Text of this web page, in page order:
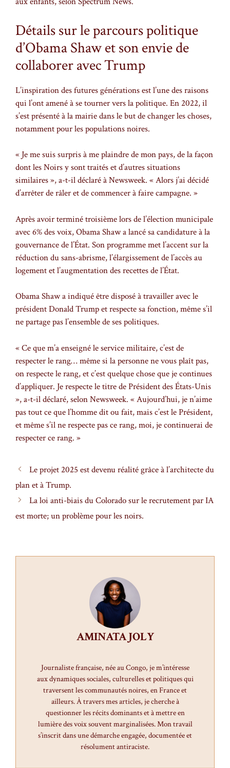
Détails sur le parcours politique
d’Obama Shaw et son envie de
collaborer avec Trump
L’inspiration des futures générations est l’une des raisons
qui l’ont amené à se tourner vers la politique. En 2022, il
s’est présenté à la mairie dans le but de changer les choses,
notamment pour les populations noires.
« Je me suis surpris à me plaindre de mon pays, de la façon
dont les Noirs y sont traités et d’autres situations
similaires », a-t-il déclaré à Newsweek. « Alors j’ai décidé
d’arrêter de râler et de commencer à faire campagne. »
Après avoir terminé troisième lors de l’élection municipale
avec 6% des voix, Obama Shaw a lancé sa candidature à la
gouvernance de l’État. Son programme met l’accent sur la
réduction du sans-abrisme, l’élargissement de l’accès au
logement et l’augmentation des recettes de l’État.
Obama Shaw a indiqué être disposé à travailler avec le
président Donald Trump et respecte sa fonction, même s’il
ne partage pas l’ensemble de ses politiques.
« Ce que m’a enseigné le service militaire, c’est de
respecter le rang… même si la personne ne vous plaît pas,
on respecte le rang, et c’est quelque chose que je continues
d’appliquer. Je respecte le titre de Président des États-Unis
», a-t-il déclaré, selon Newsweek. « Aujourd’hui, je n’aime
pas tout ce que l’homme dit ou fait, mais c’est le Président,
et même s’il ne respecte pas ce rang, moi, je continuerai de
respecter ce rang. »
Le projet 2025 est devenu réalité grâce à l’architecte du
plan et à Trump.
La loi anti-biais du Colorado sur le recrutement par IA
est morte; un problème pour les noirs.
AMINATA JOLY
Journaliste française, née au Congo, je m’intéresse
aux dynamiques sociales, culturelles et politiques qui
traversent les communautés noires, en France et
ailleurs. À travers mes articles, je cherche à
questionner les récits dominants et à mettre en
lumière des voix souvent marginalisées. Mon travail
s’inscrit dans une démarche engagée, documentée et
résolument antiraciste.